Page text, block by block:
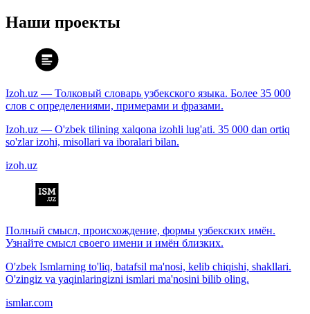
Наши проекты
Izoh.uz — Толковый словарь узбекского языка. Более 35 000
слов с определениями, примерами и фразами.
Izoh.uz — O'zbek tilining xalqona izohli lug'ati. 35 000 dan ortiq
so'zlar izohi, misollari va iboralari bilan.
izoh.uz
Полный смысл, происхождение, формы узбекских имён.
Узнайте смысл своего имени и имён близких.
O'zbek Ismlarning to'liq, batafsil ma'nosi, kelib chiqishi, shakllari.
O'zingiz va yaqinlaringizni ismlari ma'nosini bilib oling.
ismlar.com